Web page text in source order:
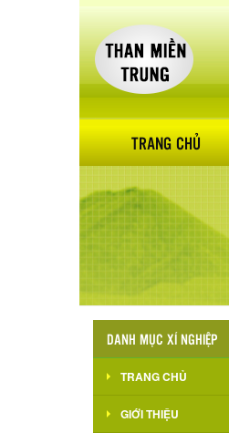
TRANG CHỦ
DANH MỤC XÍ NGHIỆP
TRANG CHỦ
GIỚI THIỆU